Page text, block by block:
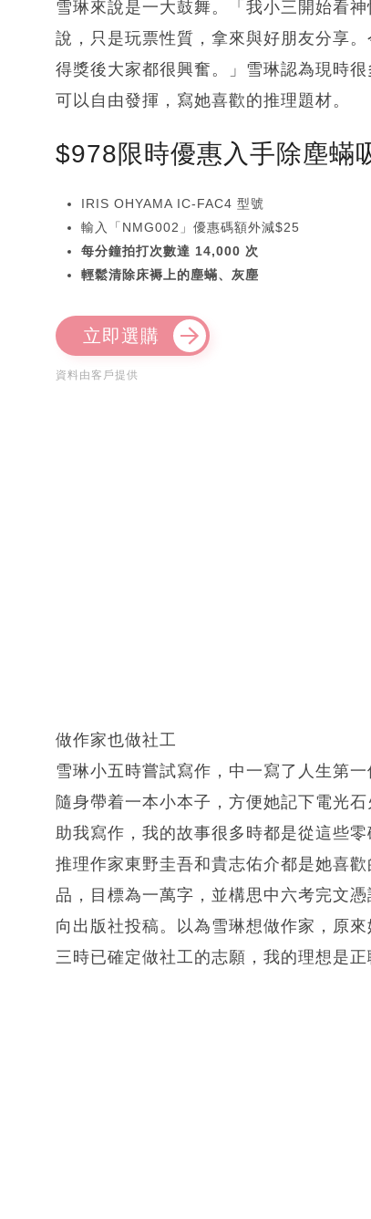
雪琳來說是一大鼓舞。「我小三開始看
說，只是玩票性質，拿來與好朋友分享
得獎後大家都很興奮。」雪琳認為現時
可以自由發揮，寫她喜歡的推理題材。
$978限時優惠入手除塵蟎
IRIS OHYAMA IC-FAC4 型號
輸入「NMG002」優惠碼額外減$25
每分鐘拍打次數達 14,000 次
輕鬆清除床褥上的塵蟎、灰塵
立即選購
資料由客戶提供
做作家也做社工
雪琳小五時嘗試寫作，中一寫了人生第
隨身帶着一本小本子，方便她記下電光
助我寫作，我的故事很多時都是從這些
推理作家東野圭吾和貴志佑介都是她喜
品，目標為一萬字，並構思中六考完文
向出版社投稿。以為雪琳想做作家，原
三時已確定做社工的志願，我的理想是正